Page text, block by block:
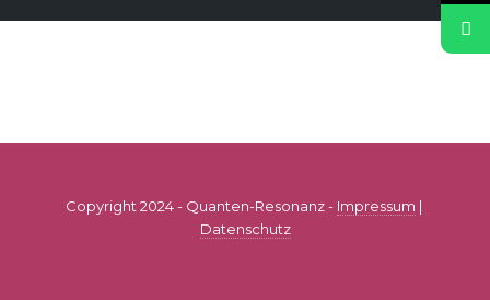
Copyright 2024 - Quanten-Resonanz - Impressum |
Datenschutz